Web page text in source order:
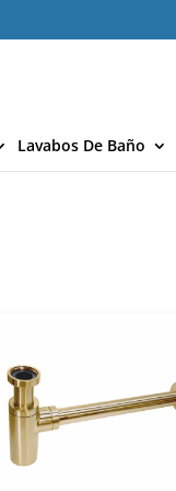
Lavabos De Baño